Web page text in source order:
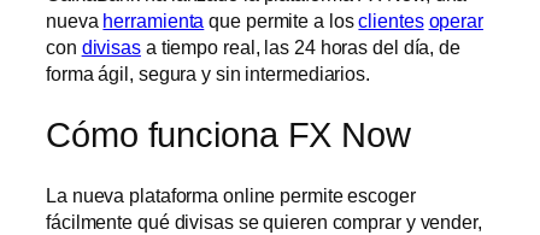
nueva herramienta que permite a losclientes operar
con divisasa tiempo real, las 24 horas del día, de
forma ágil, segura y sin intermediarios.
Cómo funciona FX Now
La nueva plataforma online permite escoger
fácilmente qué divisas se quieren comprar y vender,